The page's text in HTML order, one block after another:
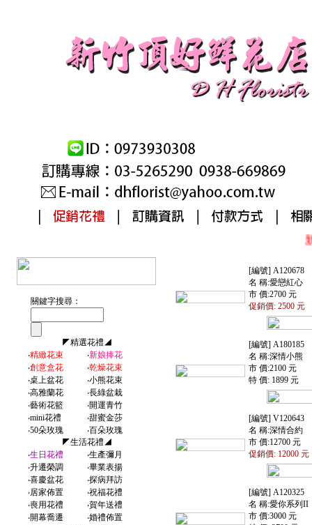
關鍵字搜尋：
◤精選花禮◢
‧精緻花束 ‧新娘捧花
‧創意盒花 ‧乾燥花束
‧桌上盆花 ‧小熊花束
‧高雅蘭花 ‧長綠盆栽
‧藝術花籃 ‧開運青竹
‧mini花禮 ‧甜蜜金莎
‧50朵玫瑰 ‧百朵玫瑰
◤生活花禮◢
‧生日花禮 ‧生產彌月
‧升遷榮調 ‧畢業表揚
‧喜慶盆花 ‧探病拜訪
‧居家佈置 ‧祝福花禮
‧喪用花禮 ‧賀年送禮
‧開幕喬遷 ‧婚禮佈置
[編號] A120678
名 稱:愛戀紅心
市 價:2700 元
促銷價: 2500 元
[編號] A180185
名 稱:深情小熊
市 價:2100 元
特 價: 1899 元
[編號] V120643
名 稱:深情合約
市 價:12700 元
促銷價: 12000 元
[編號] A120325
名 稱:愛你系列II
市 價:3000 元